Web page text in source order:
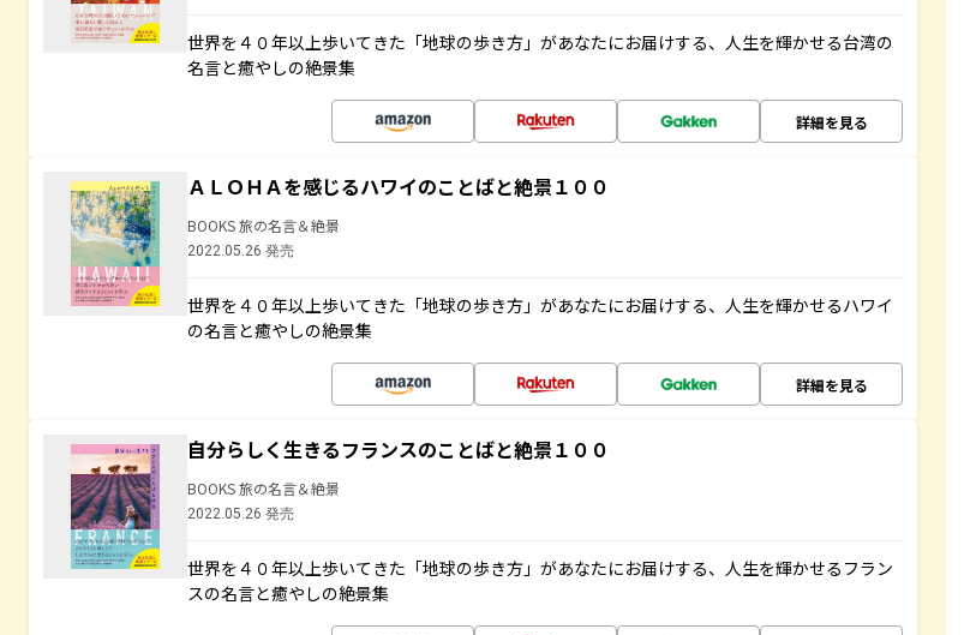
世界を４０年以上歩いてきた「地球の歩き方」があなたにお届けする、人生を輝かせる台湾の
名言と癒やしの絶景集
詳細を見る
ＡＬＯＨＡを感じるハワイのことばと絶景１００
BOOKS 旅の名言＆絶景
2022.05.26 発売
世界を４０年以上歩いてきた「地球の歩き方」があなたにお届けする、人生を輝かせるハワイ
の名言と癒やしの絶景集
詳細を見る
自分らしく生きるフランスのことばと絶景１００
BOOKS 旅の名言＆絶景
2022.05.26 発売
世界を４０年以上歩いてきた「地球の歩き方」があなたにお届けする、人生を輝かせるフラン
スの名言と癒やしの絶景集